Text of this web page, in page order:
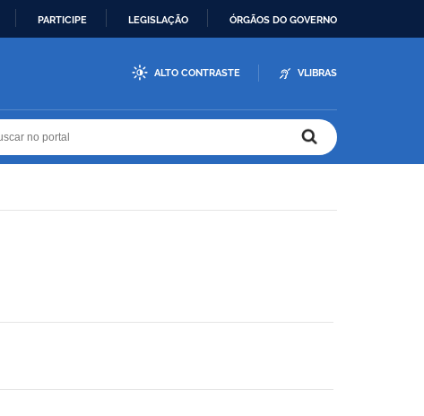
PARTICIPE LEGISLAÇÃO ÓRGÃOS DO GOVERNO
ALTO CONTRASTE VLIBRAS